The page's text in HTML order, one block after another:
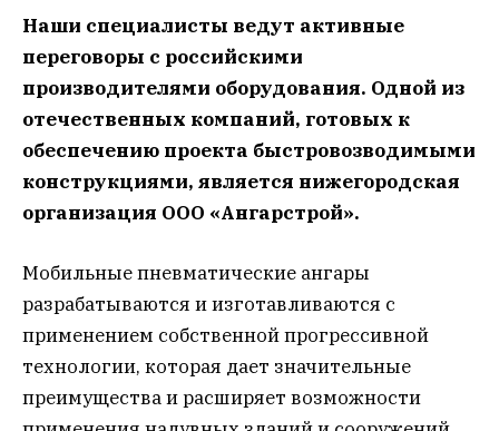
Наши специалисты ведут активные
переговоры с российскими
производителями оборудования. Одной из
отечественных компаний, готовых к
обеспечению проекта быстровозводимыми
конструкциями, является нижегородская
организация ООО «Ангарстрой».
Мобильные пневматические ангары
разрабатываются и изготавливаются с
применением собственной прогрессивной
технологии, которая дает значительные
преимущества и расширяет возможности